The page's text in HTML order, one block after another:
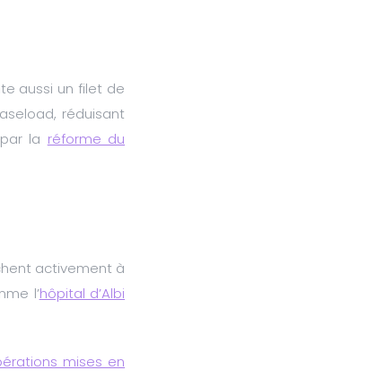
aussi un filet de
réduisant
la réforme du
activement à
l’hôpital d’Albi
mises en